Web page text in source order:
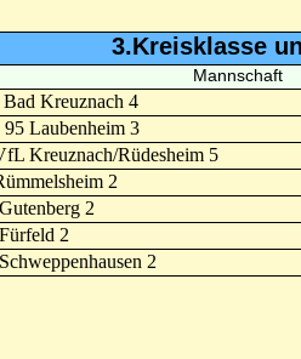
3.Kreisklasse
Mannschaft
Kreuznach 4
Laubenheim 3
Kreuznach/Rüdesheim 5
2
2
2
2